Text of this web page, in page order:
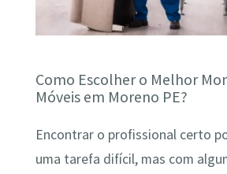
Como Escolher o Melhor
Móveis em Moreno PE?
Encontrar o profissional certo
uma tarefa difícil, mas com